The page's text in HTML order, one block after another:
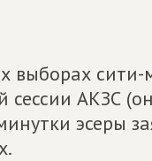
выборах
сессии АКЗС
эсеры